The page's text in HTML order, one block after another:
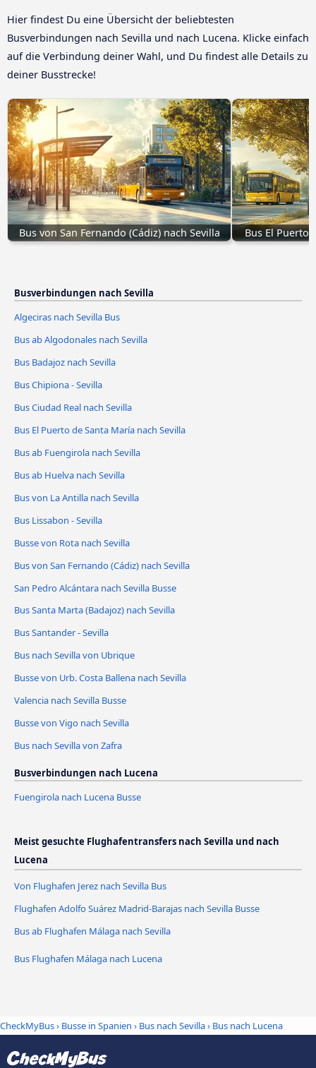
Hier findest Du eine Übersicht der beliebtesten
Busverbindungen nach Sevilla und nach Lucena. Klicke einfach
auf die Verbindung deiner Wahl, und Du findest alle Details zu
deiner Busstrecke!
Bus von San Fernando (Cádiz) nach Sevilla Bus El Puerto
Busverbindungen nach Sevilla
Algeciras nach Sevilla Bus
Bus ab Algodonales nach Sevilla
Bus Badajoz nach Sevilla
Bus Chipiona - Sevilla
Bus Ciudad Real nach Sevilla
Bus El Puerto de Santa María nach Sevilla
Bus ab Fuengirola nach Sevilla
Bus ab Huelva nach Sevilla
Bus von La Antilla nach Sevilla
Bus Lissabon - Sevilla
Busse von Rota nach Sevilla
Bus von San Fernando (Cádiz) nach Sevilla
San Pedro Alcántara nach Sevilla Busse
Bus Santa Marta (Badajoz) nach Sevilla
Bus Santander - Sevilla
Bus nach Sevilla von Ubrique
Busse von Urb. Costa Ballena nach Sevilla
Valencia nach Sevilla Busse
Busse von Vigo nach Sevilla
Bus nach Sevilla von Zafra
Busverbindungen nach Lucena
Fuengirola nach Lucena Busse
Meist gesuchte Flughafentransfers nach Sevilla und nach
Lucena
Von Flughafen Jerez nach Sevilla Bus
Flughafen Adolfo Suárez Madrid-Barajas nach Sevilla Busse
Bus ab Flughafen Málaga nach Sevilla
Bus Flughafen Málaga nach Lucena
CheckMyBus› Busse in Spanien › Bus nach Sevilla› Bus nach Lucena